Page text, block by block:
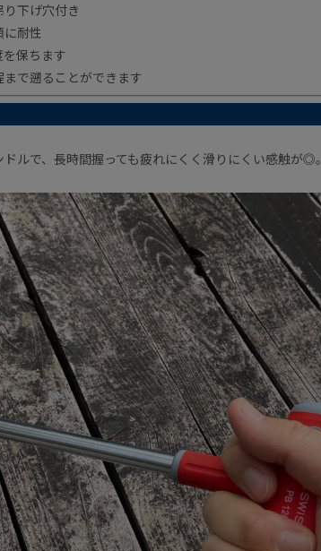
下げ穴付き
耐性
保ちます
で遡ることができます
ルで、長時間握っても疲れにくく滑りにくい感触が◎。